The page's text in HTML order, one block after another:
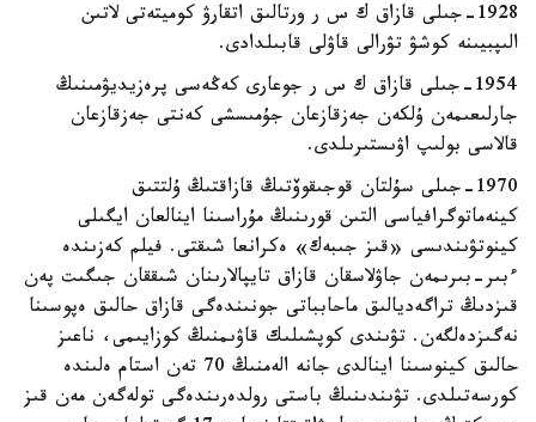
1928-جىلى قازاق ك س ر ورتالىق اتقارۋ كوميتەتى لاتىن
الىپبيىنە كوشۋ تۋرالى قاۋلى قابىلدادى.
1954-جىلى قازاق ك س ر جوعارى كەڭەسى پرەزيديۋمىنىڭ
جارلىعىمەن ۇلكەن جەزقازعان جۇمىسشى كەنتى جەزقازعان
قالاسى بولىپ اۋىستىرىلدى.
1970-جىلى سۇلتان قوجىقوۆتىڭ قازاقتىڭ ۇلتتىق
كينەماتوگرافياسى التىن قورىنىڭ مۇراسىنا اينالعان ايگىلى
كينوتۋىندىسى «قىز جىبەك» ەكرانعا شىقتى. فيلم كەزىندە
ءبىر-بىرىمەن جاۋلاسقان قازاق تايپالارىنان شىققان جىگىت پەن
قىزدىڭ تراگەديالىق ماحابباتى جونىندەگى قازاق حالىق ەپوسىنا
نەگىزدەلگەن. تۋىندى كوپشىلىك قاۋىمنىڭ كوزايىمى، ناعىز
حالىق كينوسىنا اينالدى جانە الەمنىڭ 70 تەن استام ەلىندە
كورسەتىلدى. تۋىندىنىڭ باستى رولدەرىندەگى تولەگەن مەن قىز